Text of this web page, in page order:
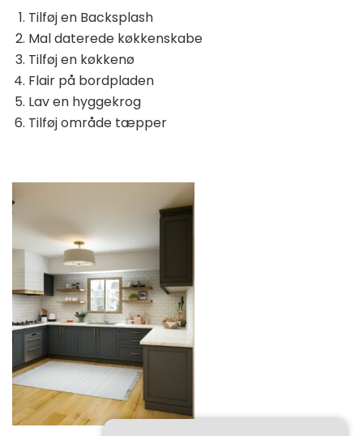
Tilføj en Backsplash
Mal daterede køkkenskabe
Tilføj en køkkenø
Flair på bordpladen
Lav en hyggekrog
Tilføj område tæpper